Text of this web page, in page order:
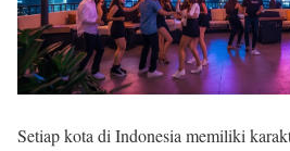
Setiap kota di Indonesia memiliki